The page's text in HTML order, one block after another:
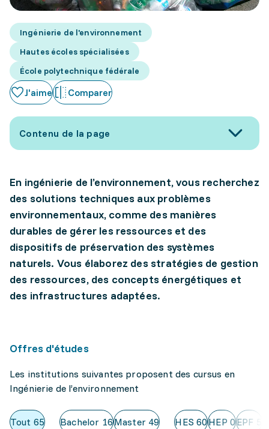
Ingénierie de l'environnement
Hautes écoles spécialisées
École polytechnique fédérale
J'aime Comparer
Contenu de la page
En ingénierie de l’environnement, vous recherchez
des solutions techniques aux problèmes
environnementaux, comme des manières
durables de gérer les ressources et des
dispositifs de préservation des systèmes
naturels. Vous élaborez des stratégies de gestion
des ressources, des concepts énergétiques et
des infrastructures adaptées.
Offres d'études
Les institutions suivantes proposent des cursus en
Ingénierie de l’environnement
Tout 65 Bachelor 16Master49 HES 60HEP 0EPF